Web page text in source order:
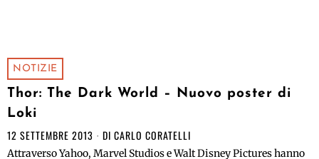
NOTIZIE
Thor: The Dark World – Nuovo poster di
Loki
12 SETTEMBRE 2013 DI CARLO CORATELLI
Attraverso Yahoo, Marvel Studios e Walt Disney Pictures hanno